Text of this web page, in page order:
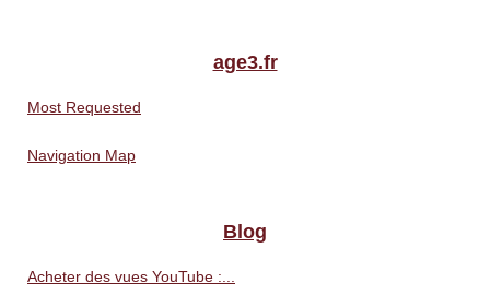
age3.fr
Most Requested
Navigation Map
Blog
Acheter des vues YouTube :...